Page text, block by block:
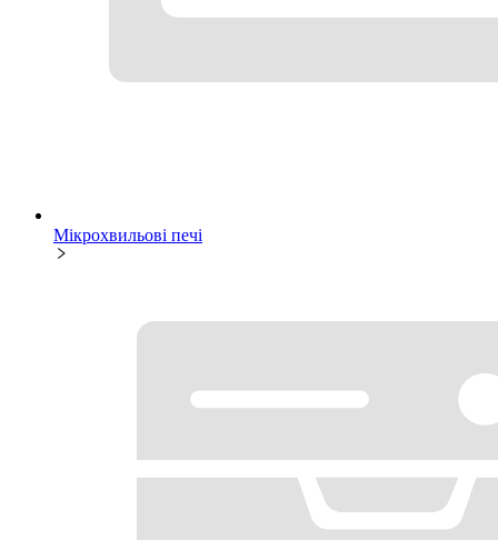
Мікрохвильові печі